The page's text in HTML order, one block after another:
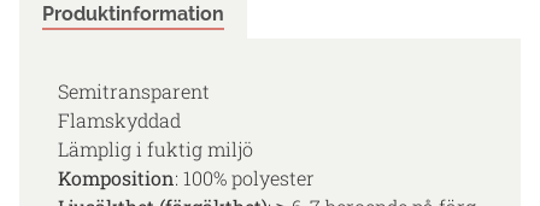
Produktinformation
Semitransparent
Flamskyddad
Lämplig i fuktig miljö
Komposition: 100% polyester